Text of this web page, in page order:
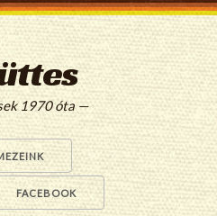
1970 óta —
FACEBOOK